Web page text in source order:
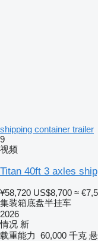
shipping container trailer
9
视频
Titan 40ft 3 axles
¥58,720 US$8,700 ≈
集装箱底盘半挂车
2026
情况 新
载重能力 60,000 千克